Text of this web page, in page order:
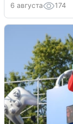
6 августа 174